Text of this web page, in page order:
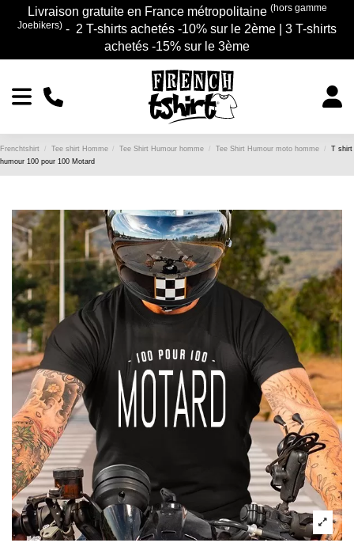
Livraison gratuite en France métropolitaine (hors gamme
Joebikers) - 2 T-shirts achetés -10% sur le 2ème | 3 T-shirts
achetés -15% sur le 3ème
Frenchtshirt Tee shirt Homme Tee Shirt Humour homme Tee Shirt Humour moto homme
T shirt
humour 100 pour 100 Motard